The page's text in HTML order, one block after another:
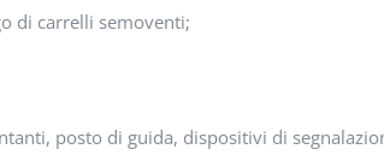
di carrelli semoventi;
posto di guida, dispositivi di